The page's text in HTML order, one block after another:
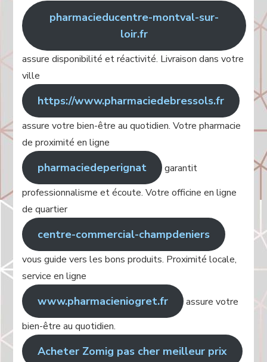
pharmacieducentre-montval-sur-
loir.fr
assure disponibilité et réactivité. Livraison dans votre
ville
https://www.pharmaciedebressols.fr
assure votre bien-être au quotidien. Votre pharmacie
de proximité en ligne
pharmaciedeperignat
garantit
professionnalisme et écoute. Votre officine en ligne
de quartier
centre-commercial-champdeniers
vous guide vers les bons produits. Proximité locale,
service en ligne
www.pharmacieniogret.fr
assure votre
bien-être au quotidien.
Acheter Zomig pas cher meilleur prix